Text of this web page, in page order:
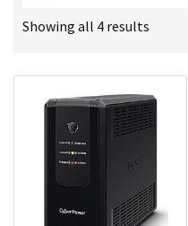
Showing all 4 results